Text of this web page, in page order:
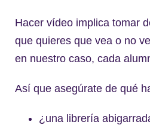
Hacer vídeo implica tomar
que quieres que vea o no
en nuestro caso, cada
Así que asegúrate de qué
¿una librería